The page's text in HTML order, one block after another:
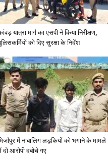
यात्रा मार्ग का एसपी ने किया निरीक्षण,
को दिए सुरक्षा के निर्देश
में नाबालिग लड़कियों को भगाने के मामले
दो आरोपी दबोचे गए